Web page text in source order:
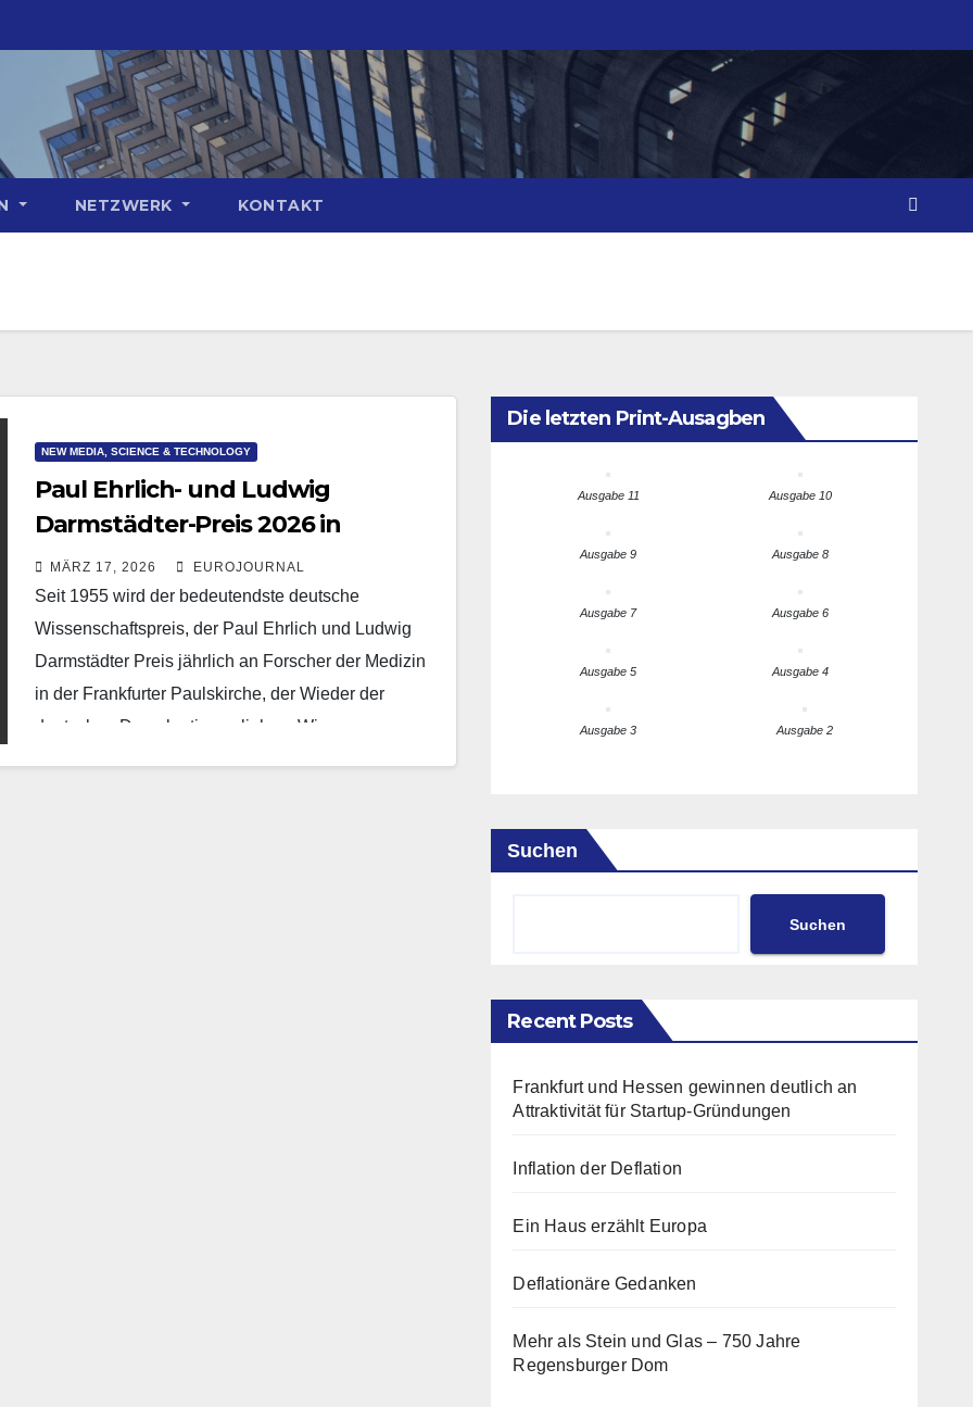
NETZWERK KONTAKT
NEW MEDIA, SCIENCE & TECHNOLOGY
Paul Ehrlich- und Ludwig
Darmstädter-Preis 2026 in
Frankfurt verliehen
MÄRZ 17, 2026 EUROJOURNAL
Seit 1955 wird der bedeutendste deutsche
Wissenschaftspreis, der Paul Ehrlich und Ludwig
Darmstädter Preis jährlich an Forscher der Medizin
in der Frankfurter Paulskirche, der Wieder der
deutschen Demokratie, verliehen. Wie…
Die letzten Print-Ausagben
Ausgabe 11 Ausgabe 10
Ausgabe 9 Ausgabe 8
Ausgabe 7 Ausgabe 6
Ausgabe 5 Ausgabe 4
Ausgabe 3 Ausgabe 2
Suchen
Suchen
Recent Posts
Frankfurt und Hessen gewinnen deutlich an
Attraktivität für Startup-Gründungen
Inflation der Deflation
Ein Haus erzählt Europa
Deflationäre Gedanken
Mehr als Stein und Glas – 750 Jahre
Regensburger Dom